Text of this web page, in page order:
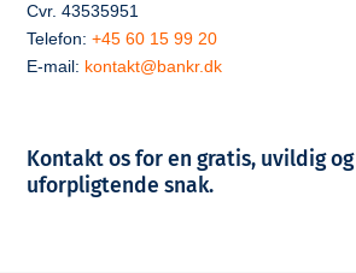
Cvr. 43535951
Telefon:+45 60 15 99 20
E-mail: kontakt@bankr.dk
Kontakt os for en gratis, uvildig og
uforpligtende snak.